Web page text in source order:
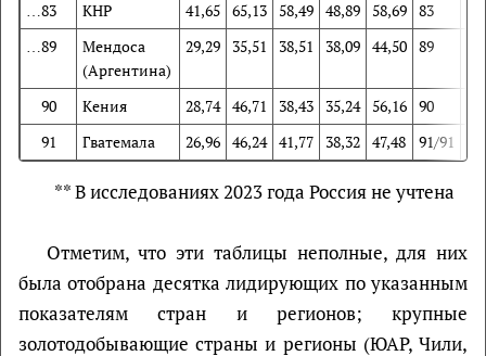
…83
КНР 41,65 65,13 58,49 48,89 58,69 83
…89
Мендоса
(Аргентина)
29,29 35,51 38,51 38,09 44,50 89
90 Кения 28,74 46,71 38,43 35,24 56,16 90
91
Гватемала 26,96 46,24 41,77 38,32 47,48 91/91
** В исследованиях 2023 года Россия не учтена
Отметим, что эти таблицы неполные, для них
была отобрана десятка лидирующих по указанным
показателям стран и регионов; крупные
золотодобывающие страны и регионы (ЮАР, Чили,